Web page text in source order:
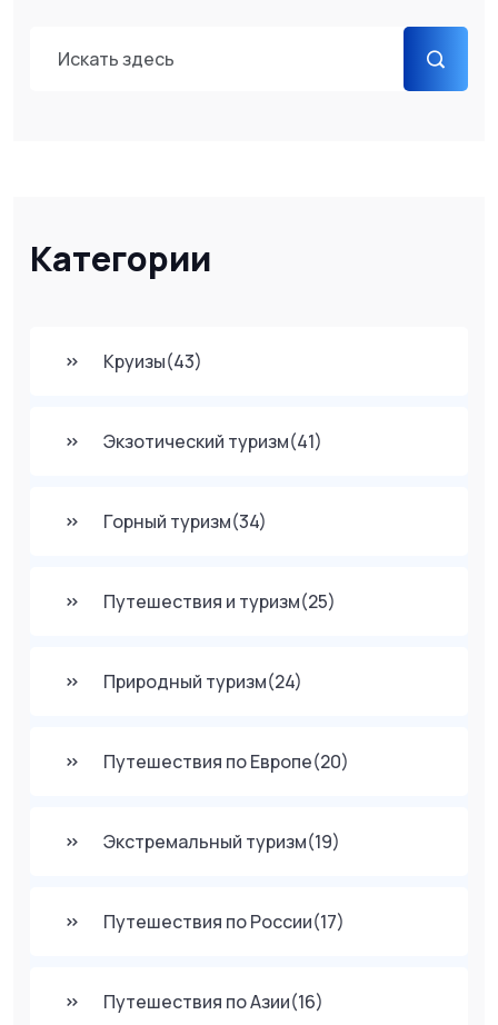
Категории
Круизы(43)
Экзотический туризм(41)
Горный туризм(34)
Путешествия и туризм(25)
Природный туризм(24)
Путешествия по Европе(20)
Экстремальный туризм(19)
Путешествия по России(17)
Путешествия по Азии(16)